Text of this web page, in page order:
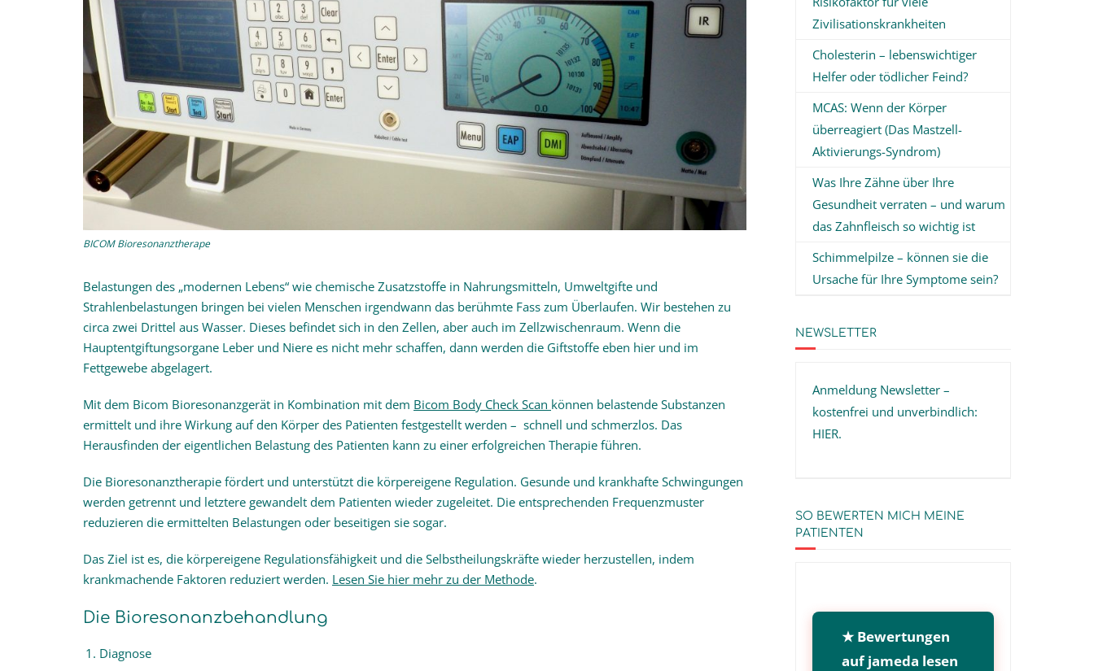
BICOM Bioresonanztherape
Belastungen des „modernen Lebens“ wie chemische Zusatzstoffe in Nahrungsmitteln, Umweltgifte und
Strahlenbelastungen bringen bei vielen Menschen irgendwann das berühmte Fass zum Überlaufen. Wir bestehen zu
circa zwei Drittel aus Wasser. Dieses befindet sich in den Zellen, aber auch im Zellzwischenraum. Wenn die
Hauptentgiftungsorgane Leber und Niere es nicht mehr schaffen, dann werden die Giftstoffe eben hier und im
Fettgewebe abgelagert.
Mit dem Bicom Bioresonanzgerät in Kombination mit dem Bicom Body Check Scan können belastende Substanzen
ermittelt und ihre Wirkung auf den Körper des Patienten festgestellt werden – schnell und schmerzlos. Das
Herausfinden der eigentlichen Belastung des Patienten kann zu einer erfolgreichen Therapie führen.
Die Bioresonanztherapie fördert und unterstützt die körpereigene Regulation. Gesunde und krankhafte Schwingungen
werden getrennt und letztere gewandelt dem Patienten wieder zugeleitet. Die entsprechenden Frequenzmuster
reduzieren die ermittelten Belastungen oder beseitigen sie sogar.
Das Ziel ist es, die körpereigene Regulationsfähigkeit und die Selbstheilungskräfte wieder herzustellen, indem
krankmachende Faktoren reduziert werden. Lesen Sie hier mehr zu der Methode.
Die Bioresonanzbehandlung
Diagnose
Zivilisationskrankheiten
Cholesterin – lebenswichtiger
Helfer oder tödlicher Feind?
MCAS: Wenn der Körper
überreagiert (Das Mastzell-
Aktivierungs-Syndrom)
Was Ihre Zähne über Ihre
Gesundheit verraten – und warum
das Zahnfleisch so wichtig ist
Schimmelpilze – können sie die
Ursache für Ihre Symptome sein?
NEWSLETTER
Anmeldung Newsletter –
kostenfrei und unverbindlich:
HIER.
SO BEWERTEN MICH MEINE
PATIENTEN
★ Bewertungen
auf jameda lesen